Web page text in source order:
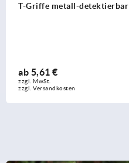
T-Griffe metall-detektierbar
ab 5,61 €
zzgl. MwSt.
zzgl. Versandkosten